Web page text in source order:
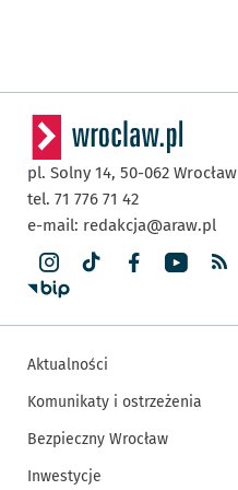
pl. Solny 14, 50-062 Wrocław
tel. 71 776 71 42
e-mail: redakcja@araw.pl
Aktualności
Komunikaty i ostrzeżenia
Bezpieczny Wrocław
Inwestycje